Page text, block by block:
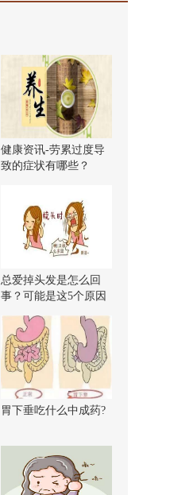
健康资讯-劳累过度导
致的症状有哪些？
总爱掉头发是怎么回
事？可能是这5个原因
胃下垂吃什么中成药?